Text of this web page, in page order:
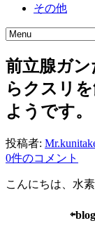
その他
前立腺ガ
らクスリ
ようです。
投稿者:
0件のコメント
こんにちは、水
⇦